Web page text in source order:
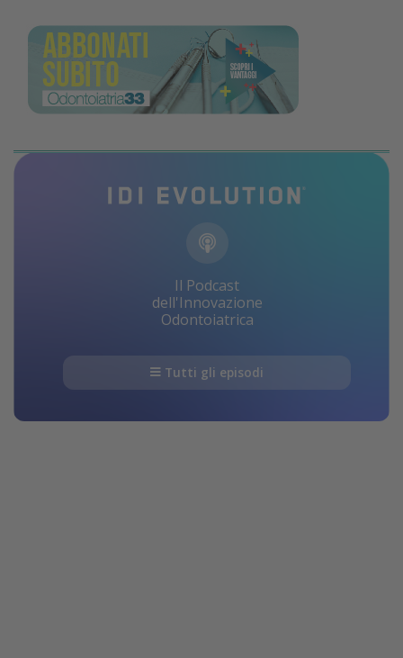
Il Podcast
dell'Innovazione
Odontoiatrica
Tutti gli episodi